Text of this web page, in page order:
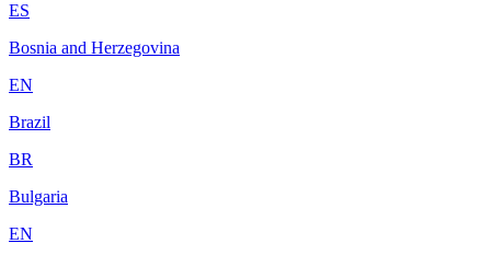
ES
Bosnia and Herzegovina
EN
Brazil
BR
Bulgaria
EN